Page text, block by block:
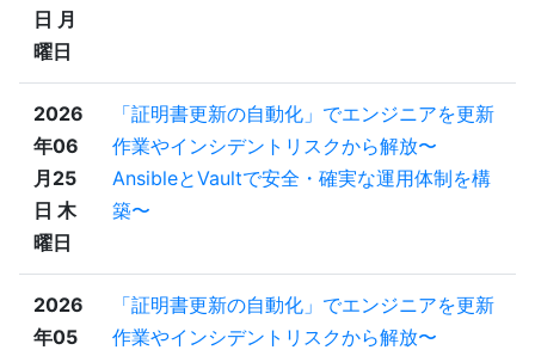
日 月
曜日
2026
年06
月25
日 木
曜日
「証明書更新の自動化」でエンジニアを更新
作業やインシデントリスクから解放〜
AnsibleとVaultで安全・確実な運用体制を構
築〜
2026
年05
「証明書更新の自動化」でエンジニアを更新
作業やインシデントリスクから解放〜